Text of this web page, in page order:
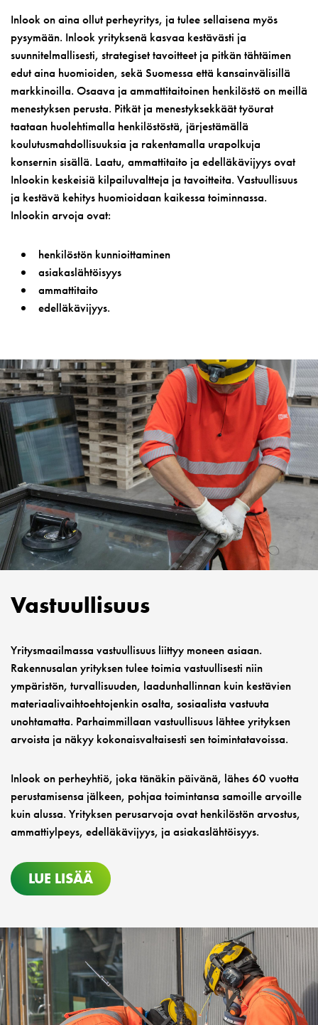
Inlook on aina ollut perheyritys, ja tulee sellaisena myös
pysymään. Inlook yrityksenä kasvaa kestävästi ja
suunnitelmallisesti, strategiset tavoitteet ja pitkän tähtäimen
edut aina huomioiden, sekä Suomessa että kansainvälisillä
markkinoilla. Osaava ja ammattitaitoinen henkilöstö on meillä
menestyksen perusta. Pitkät ja menestyksekkäät työurat
taataan huolehtimalla henkilöstöstä, järjestämällä
koulutusmahdollisuuksia ja rakentamalla urapolkuja
konsernin sisällä. Laatu, ammattitaito ja edelläkävijyys ovat
Inlookin keskeisiä kilpailuvaltteja ja tavoitteita. Vastuullisuus
ja kestävä kehitys huomioidaan kaikessa toiminnassa.
Inlookin arvoja ovat:
henkilöstön kunnioittaminen
asiakaslähtöisyys
ammattitaito
edelläkävijyys.
Vastuullisuus
Yritysmaailmassa vastuullisuus liittyy moneen asiaan.
Rakennusalan yrityksen tulee toimia vastuullisesti niin
ympäristön, turvallisuuden, laadunhallinnan kuin kestävien
materiaalivaihtoehtojenkin osalta, sosiaalista vastuuta
unohtamatta. Parhaimmillaan vastuullisuus lähtee yrityksen
arvoista ja näkyy kokonaisvaltaisesti sen toimintatavoissa.
Inlook on perheyhtiö, joka tänäkin päivänä, lähes 60 vuotta
perustamisensa jälkeen, pohjaa toimintansa samoille arvoille
kuin alussa. Yrityksen perusarvoja ovat henkilöstön arvostus,
ammattiylpeys, edelläkävijyys, ja asiakaslähtöisyys.
LUE LISÄÄ